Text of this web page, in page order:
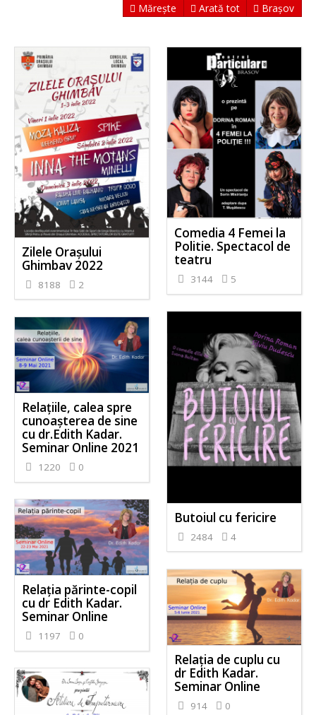
Mărește Arată tot Brașov
Zilele Orașului
Ghimbav 2022
8188 2
Comedia 4 Femei la
Politie. Spectacol de
teatru
3144 5
Butoiul cu fericire
2484 4
Relațiile, calea spre
cunoașterea de sine
cu dr.Edith Kadar.
Seminar Online 2021
1220 0
Relația părinte-copil
cu dr Edith Kadar.
Seminar Online
1197 0
Relația de cuplu cu
dr Edith Kadar.
Seminar Online
914 0